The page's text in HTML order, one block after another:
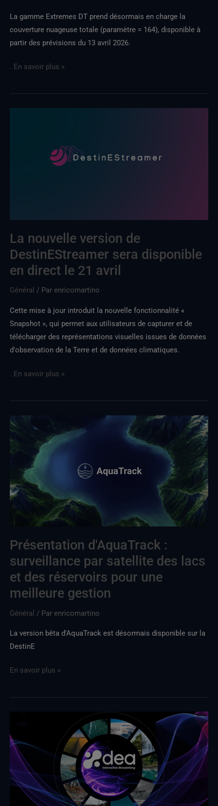
La gamme Extremes DT prend désormais en charge la
couverture nuageuse totale (paramètre = 164), disponible à
partir des prévisions du 13 avril 2026.
. En savoir plus »
La nouvelle version de
DestinEStreamer sera disponible
en direct le 21 avril
Général / Par enricomartino
Cette mise à jour introduit la nouvelle fonctionnalité «
Snapshot », qui permet aux utilisateurs de capturer et de
télécharger des représentations visuelles issues de données
d'observation de la Terre et de données climatiques.
DestinEStreamer
avril
. En savoir plus »
Présentation d'AquaTrack :
surveillance par satellite des lacs
et des réservoirs pour une
meilleure gestion
Général / Par enricomartino
La version bêta d'AquaTrack est désormais disponible sur la
DestinE
Présentation
d'AquaTrack
:
surveillance
satellite
des
lacs
des
réservoirs
pour
une
meilleure
En savoir plus »
en
direct
le
16